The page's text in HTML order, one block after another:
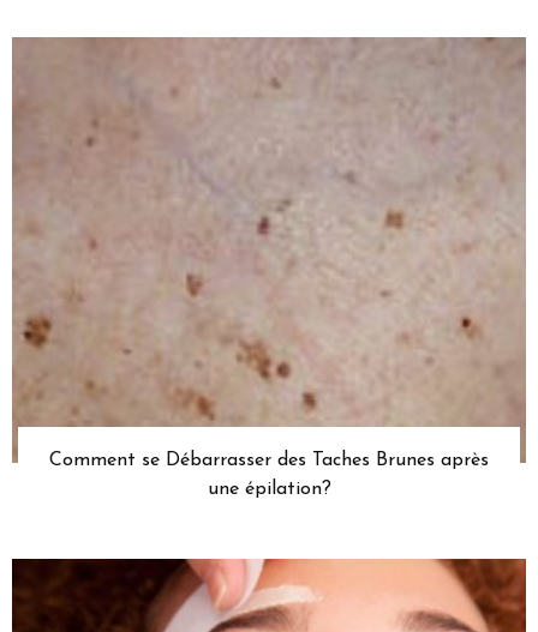
Comment se Débarrasser des Taches Brunes après
une épilation?